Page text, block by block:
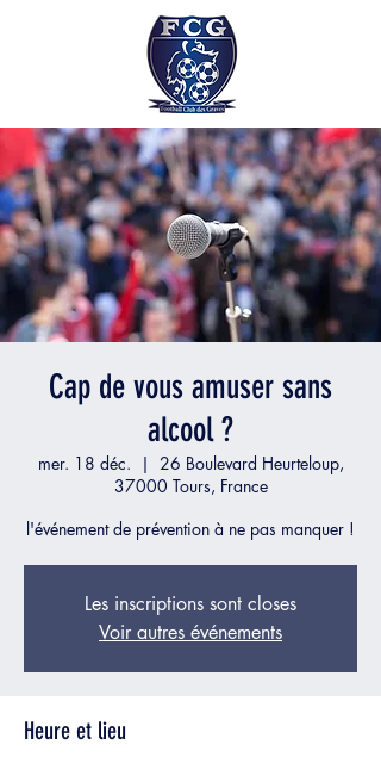
Cap de vous amuser sans
alcool ?
mer. 18 déc.
  |
26 Boulevard Heurteloup,
37000 Tours, France
l'événement de prévention à ne pas manquer !
Les inscriptions sont closes
Voir autres événements
Heure et lieu